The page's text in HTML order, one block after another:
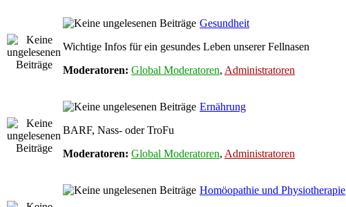
Gesundheit
Wichtige Infos für ein gesundes Leben unserer Fellnasen
Moderatoren: Global Moderatoren, Administratoren
Ernährung
BARF, Nass- oder TroFu
Moderatoren: Global Moderatoren, Administratoren
Homöopathie und Physiotherapie